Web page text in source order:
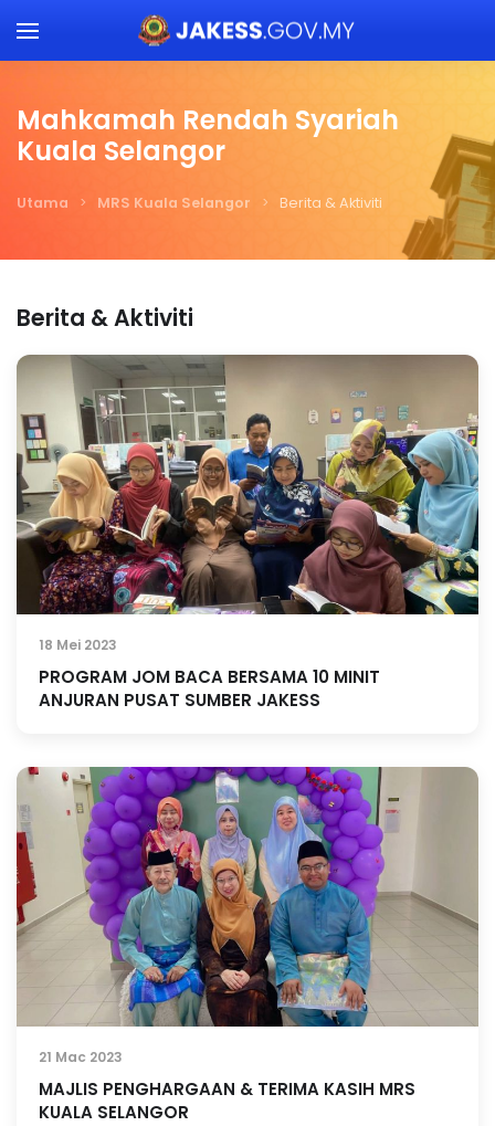
Skip to main content
Mahkamah Rendah Syariah
Kuala Selangor
Utama MRS Kuala Selangor Berita & Aktiviti
Berita & Aktiviti
18 Mei 2023
PROGRAM JOM BACA BERSAMA 10 MINIT
ANJURAN PUSAT SUMBER JAKESS
21 Mac 2023
MAJLIS PENGHARGAAN & TERIMA KASIH MRS
KUALA SELANGOR